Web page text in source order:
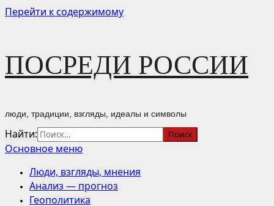
Перейти к содержимому
ПОСРЕДИ РОССИИ
люди, традиции, взгляды, идеалы и символы
Найти:
Основное меню
Люди, взгляды, мнения
Анализ — прогноз
Геополитика